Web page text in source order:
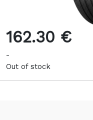
162.30 €
-
Out of stock